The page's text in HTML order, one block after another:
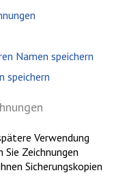
Namen speichern
speichern
Verwendung
Sie Zeichnungen
Sicherungskopien